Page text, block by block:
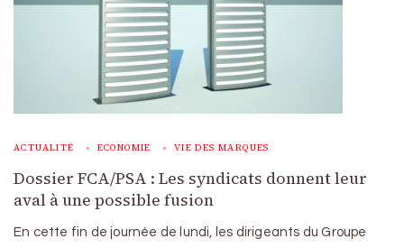
ACTUALITÉ ECONOMIE VIE DES MARQUES
Dossier FCA/PSA : Les syndicats donnent leur
aval à une possible fusion
En cette fin de journée de lundi, les dirigeants du Groupe